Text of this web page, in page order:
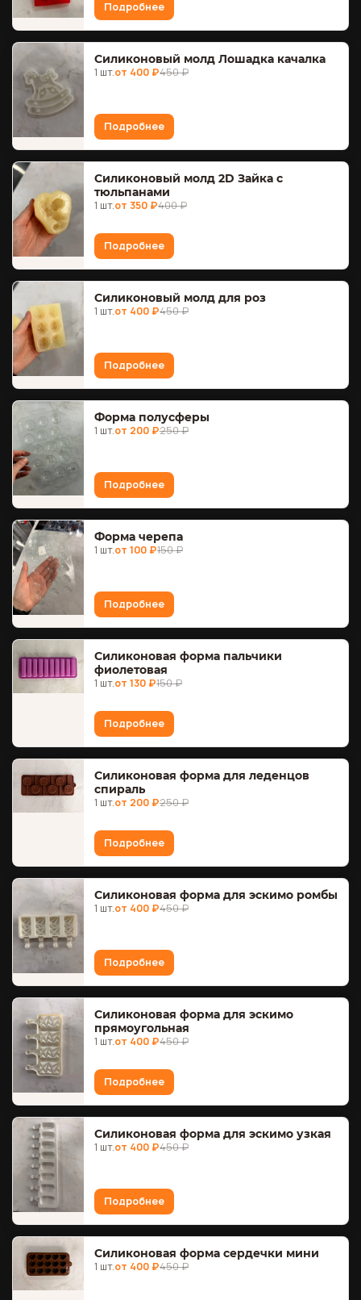
Подробнее
Силиконовый молд Лошадка качалка
1 шт.от 400 ₽450 ₽
Подробнее
Силиконовый молд 2D Зайка с
тюльпанами
1 шт.от 350 ₽400 ₽
Подробнее
Силиконовый молд для роз
1 шт.от 400 ₽450 ₽
Подробнее
Форма полусферы
1 шт.от 200 ₽250 ₽
Подробнее
Форма черепа
1 шт.от 100 ₽150 ₽
Подробнее
Силиконовая форма пальчики
фиолетовая
1 шт.от 130 ₽150 ₽
Подробнее
Силиконовая форма для леденцов
спираль
1 шт.от 200 ₽250 ₽
Подробнее
Силиконовая форма для эскимо ромбы
1 шт.от 400 ₽450 ₽
Подробнее
Силиконовая форма для эскимо
прямоугольная
1 шт.от 400 ₽450 ₽
Подробнее
Силиконовая форма для эскимо узкая
1 шт.от 400 ₽450 ₽
Подробнее
Силиконовая форма сердечки мини
1 шт.от 400 ₽450 ₽